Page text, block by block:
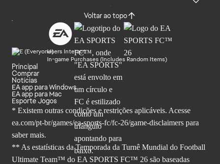
Voltar ao topo
Users Interact
In-game Purchases (Includes Random Items)
Principal
Comprar
Notícias
EA app para Windows
EA app para Mac
Esporte Jogos
* Existem outras condições e restrições aplicáveis. Acesse
ea.com/pt-br/games/ea-sports-fc/fc-26/game-disclaimers para
saber mais.
** As estatísticas da Temporada da Turnê Mundial do Football
Ultimate Team™ do EA SPORTS FC™ 26 são baseadas